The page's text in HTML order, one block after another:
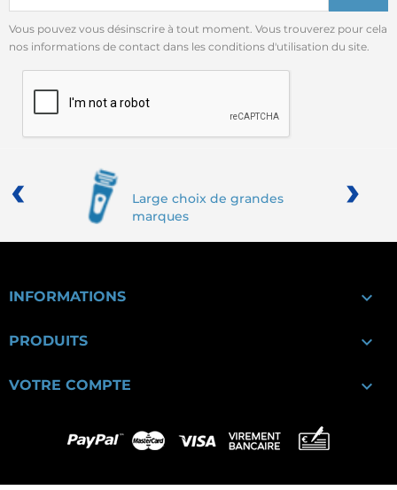
Vous pouvez vous désinscrire à tout moment. Vous trouverez pour cela
nos informations de contact dans les conditions d'utilisation du site.
Large choix de grandes
marques
‹ ›
INFORMATIONS 
PRODUITS 
VOTRE COMPTE 